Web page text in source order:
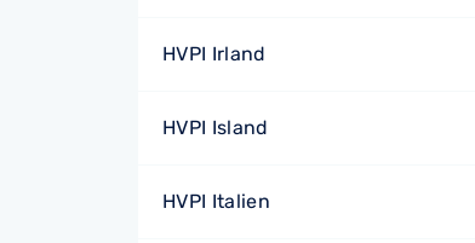
HVPI Irland
HVPI Island
HVPI Italien